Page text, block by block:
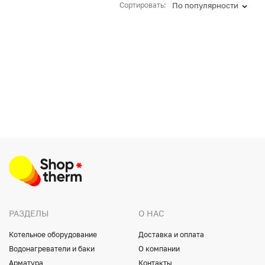
Сортировать: По популярности
РАЗДЕЛЫ
Котельное оборудование
Водонагреватели и баки
Арматура
О НАС
Доставка и оплата
О компании
Контакты